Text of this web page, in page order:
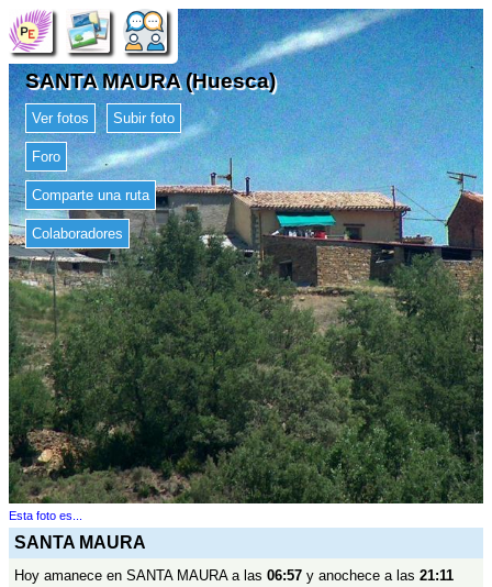
SANTA MAURA (Huesca)
Ver fotos Subir foto
Foro
Comparte una ruta
Colaboradores
Esta foto es...
SANTA MAURA
Hoy amanece en SANTA MAURA a las 06:57 y anochece a las 21:11